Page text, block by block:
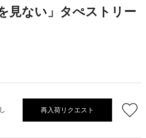
見ない」タぺストリー
再入荷リクエスト